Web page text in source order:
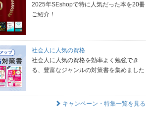
2025年SEshopで特に人気だった本を20冊
ご紹介！
社会人に人気の資格
社会人に人気の資格を効率よく勉強でき
る、豊富なジャンルの対策書を集めました
キャンペーン・特集一覧を見る